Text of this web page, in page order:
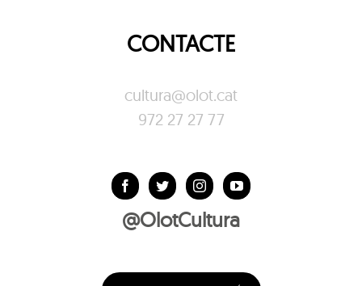
CONTACTE
cultura@olot.cat
972 27 27 77
@OlotCultura